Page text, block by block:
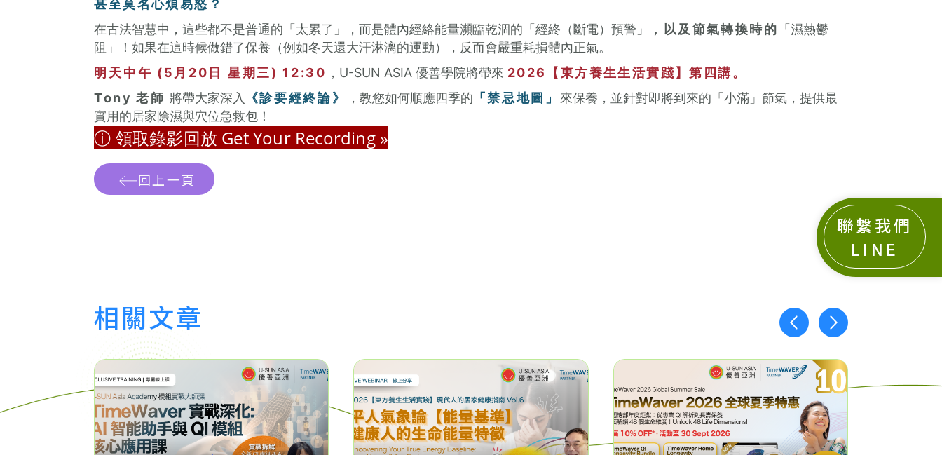
甚至莫名心煩易怒？
在古法智慧中，這些都不是普通的「太累了」，而是體內經絡能量瀕臨乾涸的「經終（斷電）預警」
，以及節氣轉換時的 「濕熱鬱
阻」！如果在這時候做錯了保養（例如冬天還大汗淋漓的運動），反而會嚴重耗損體內正氣。
明天中午 (5月20日 星期三) 12:30 ，U-SUN ASIA 優善學院將帶來 2026【東方養生生活實踐】第四講。
Tony 老師 將帶大家深入 《診要經終論》 ，教您如何順應四季的 「禁忌地圖」 來保養，並針對即將到來的「小滿」節氣，提供最
實用的居家除濕與穴位急救包！
ⓘ 領取錄影回放 Get Your Recording »
回上一頁
相關文章
聯繫我們
LINE